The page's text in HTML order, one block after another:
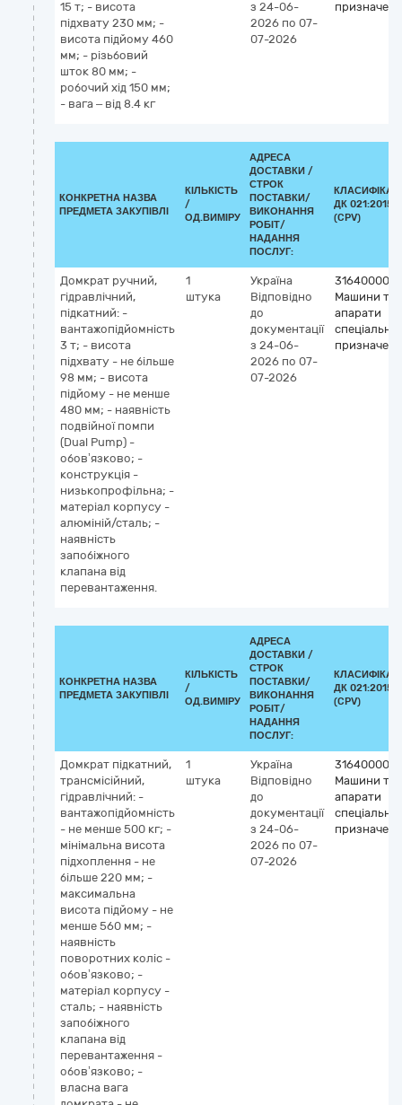
15 т; - висота
підхвату 230 мм; -
висота підйому 460
мм; - різьбовий
шток 80 мм; -
робочий хід 150 мм;
- вага – від 8.4 кг
з 24-06-
2026 по 07-
07-2026
КОНКРЕТНА НАЗВА
ПРЕДМЕТА ЗАКУПІВЛІ
КІЛЬКІСТЬ
/
ОД.ВИМІРУ
АДРЕСА
ДОСТАВКИ /
СТРОК
ПОСТАВКИ/
ВИКОНАННЯ
РОБІТ/
НАДАННЯ
ПОСЛУГ:
ДК 021:2015
(CPV)
Домкрат ручний,
гідравлічний,
підкатний: -
вантажопідйомність
3 т; - висота
підхвату - не більше
98 мм; - висота
підйому - не менше
480 мм; - наявність
подвійної помпи
(Dual Pump) -
обов’язково; -
конструкція -
низькопрофільна; -
матеріал корпусу -
алюміній/сталь; -
наявність
запобіжного
клапана від
перевантаження.
1
штука
Україна
Відповідно
до
документації
з 24-06-
2026 по 07-
07-2026
31640000-4
Машини та
апарати
КОНКРЕТНА НАЗВА
ПРЕДМЕТА ЗАКУПІВЛІ
КІЛЬКІСТЬ
/
ОД.ВИМІРУ
АДРЕСА
ДОСТАВКИ /
СТРОК
ПОСТАВКИ/
ВИКОНАННЯ
РОБІТ/
НАДАННЯ
ПОСЛУГ:
ДК 021:2015
(CPV)
Домкрат підкатний,
трансмісійний,
гідравлічний: -
вантажопідйомність
- не менше 500 кг; -
мінімальна висота
підхоплення - не
більше 220 мм; -
максимальна
висота підйому - не
менше 560 мм; -
наявність
поворотних коліс -
обов’язково; -
матеріал корпусу -
сталь; - наявність
запобіжного
клапана від
перевантаження -
обов’язково; -
власна вага
1
штука
Україна
Відповідно
до
документації
з 24-06-
2026 по 07-
07-2026
31640000-4
Машини та
апарати